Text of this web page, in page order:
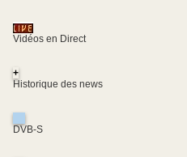
Vidéos en Direct
+
Historique des news
DVB-S